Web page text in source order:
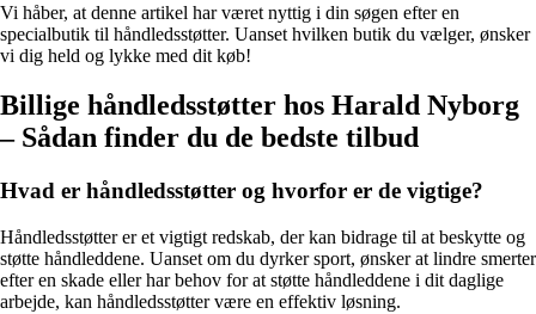
Vi håber, at denne artikel har været nyttig i din søgen efter en
specialbutik til håndledsstøtter. Uanset hvilken butik du vælger, ønsker
vi dig held og lykke med dit køb!
Billige håndledsstøtter hos Harald Nyborg
– Sådan finder du de bedste tilbud
Hvad er håndledsstøtter og hvorfor er de vigtige?
Håndledsstøtter er et vigtigt redskab, der kan bidrage til at beskytte og
støtte håndleddene. Uanset om du dyrker sport, ønsker at lindre smerter
efter en skade eller har behov for at støtte håndleddene i dit daglige
arbejde, kan håndledsstøtter være en effektiv løsning.